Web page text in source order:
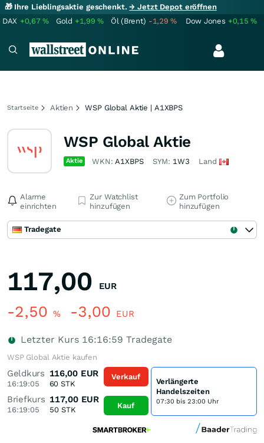
🎁 Ihre Lieblingsaktie geschenkt.→ Jetzt Depot eröffnen
DAX +0,67% Gold +1,99% Öl (Brent) -1,29% Dow Jones +0,15%
Startseite Aktien WSP Global Aktie | A1XBPS
WSP Global Aktie
Aktie WKN:A1XBPS SYM: 1W3 Land
Alarme
einrichten
Zur Watchlist
hinzufügen
Zum Portfolio
hinzufügen
Tradegate
117,00 EUR
-2,50 % -3,00 EUR
Letzter Kurs 16:16:59 Tradegate
WSP Global Aktie kaufen
Geldkurs
16:19:05
116,00 EUR
60 STK
Briefkurs
16:19:05
117,00 EUR
50 STK
Verkauf
Kauf
Verlängerte
Handelszeiten
07:30 bis 23:00 Uhr